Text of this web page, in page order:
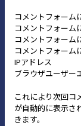
コメントフォーム
コメントフォーム
コメントフォーム
コメントフォーム
IPアドレス
ブラウザユーザー
これにより次回コ
が自動的に表示さ
きます。